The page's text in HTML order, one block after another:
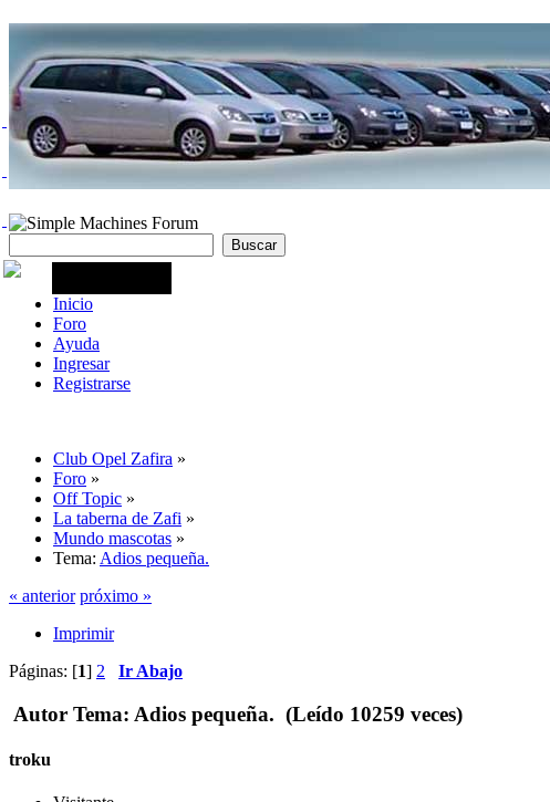
Inicio
Foro
Ayuda
Ingresar
Registrarse
Club Opel Zafira »
Foro »
Off Topic »
La taberna de Zafi »
Mundo mascotas »
Tema: Adios pequeña.
« anterior próximo »
Imprimir
Páginas: [1] 2 Ir Abajo
Autor Tema: Adios pequeña. (Leído 10259 veces)
troku